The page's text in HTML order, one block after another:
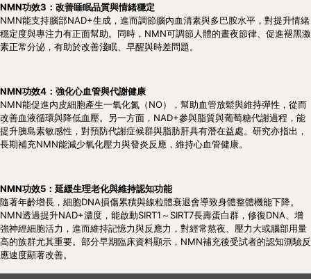
NMN功效3：改善睡眠品質與情緒穩定
NMN能支持腦部NAD+生成，進而調節腦內血清素與多巴胺水平，對提升情緒
穩定度與專注力有正面幫助。同時，NMN可調節人體的晝夜節律、促進褪黑激
素正常分泌，有助於改善淺眠、早醒與時差問題。
NMN功效4：強化心血管與代謝健康
NMN能促進內皮細胞產生一氧化氮（NO），幫助血管放鬆與維持彈性，從而
改善血液循環與降低血壓。另一方面，NAD+參與脂質與葡萄糖代謝過程，能
提升胰島素敏感性，對預防代謝症候群與脂肪肝具有潛在益處。研究亦指出，
長期補充NMN能減少氧化壓力與發炎反應，維持心血管健康。
NMN功效5：延緩生理老化與維持認知功能
隨著年齡增長，細胞DNA損傷累積與線粒體衰退會導致身體整體機能下降。
NMN透過提升NAD+濃度，能啟動SIRT1～SIRT7長壽蛋白群，修復DNA、增
強神經細胞活力，進而維持記憶力與反應力，對經常熬夜、壓力大或腦部用量
高的族群尤其重要。部分早期臨床資料顯示，NMN補充後受試者的認知測驗反
應速度顯著改善。